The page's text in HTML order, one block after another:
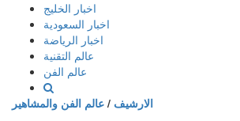
إذهب
المحتوى
اخبار الخليج
اخبار السعودية
اخبار الرياضة
عالم التقنية
عالم الفن
الارشيف / عالم الفن والمشاهير